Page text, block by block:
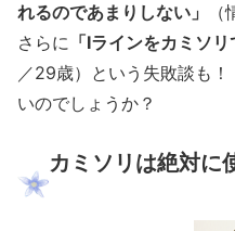
れるのであまりしない」
さらに 「Iラインをカミソ
／29歳）という失敗談も
いのでしょうか？
カミソリは絶対に